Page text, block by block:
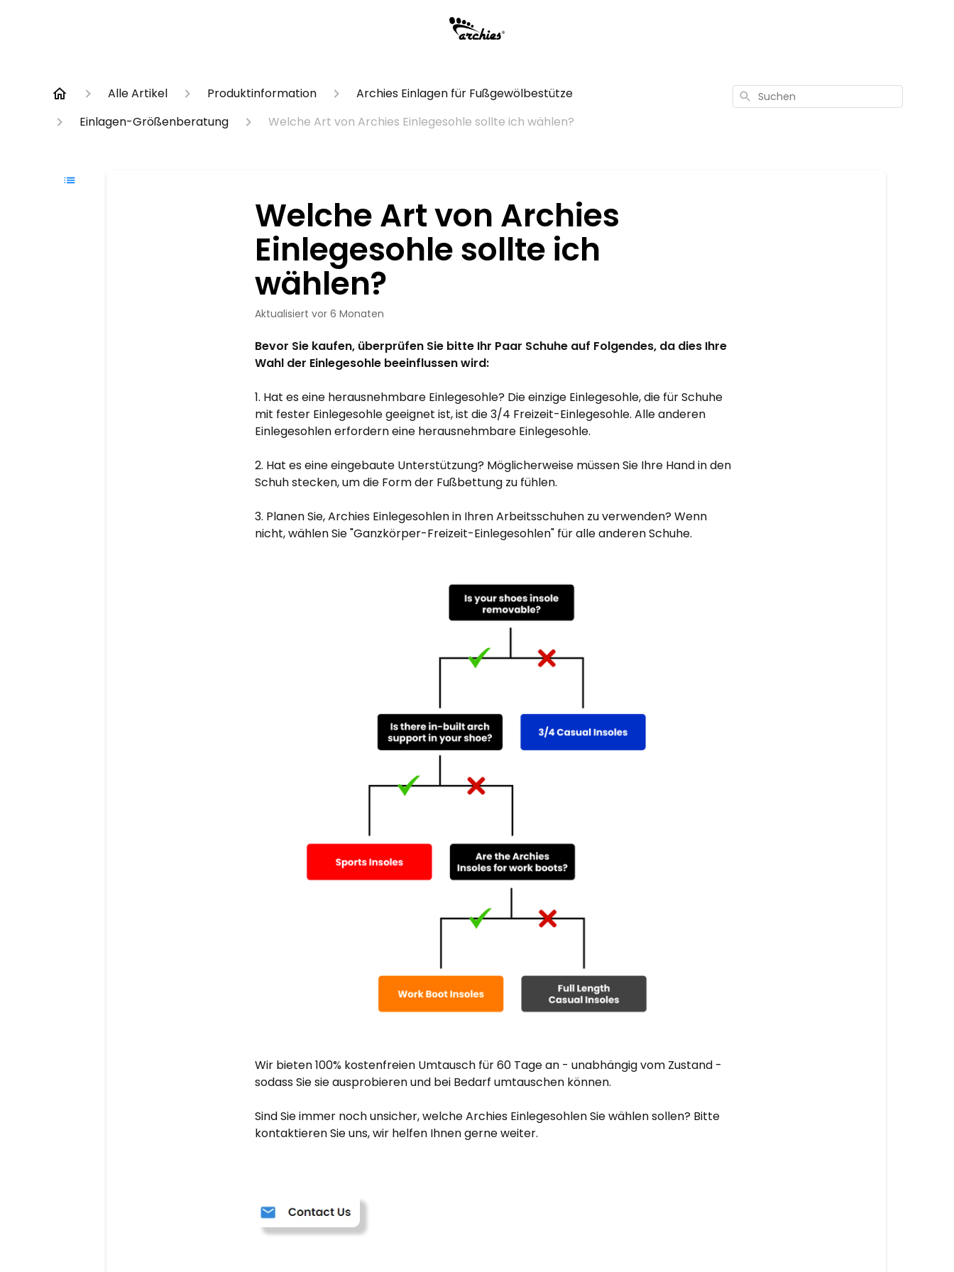
Alle Artikel Produktinformation
Archies Einlagen für Fußgewölbestütze
Einlagen-Größenberatung
Welche Art von Archies Einlegesohle sollte ich wählen?
Suchen
Welche Art von Archies
Einlegesohle sollte ich
wählen?
Aktualisiert vor 6 Monaten
Bevor Sie kaufen, überprüfen Sie bitte Ihr Paar Schuhe auf Folgendes, da dies Ihre
Wahl der Einlegesohle beeinflussen wird:
1. Hat es eine herausnehmbare Einlegesohle? Die einzige Einlegesohle, die für Schuhe
mit fester Einlegesohle geeignet ist, ist die 3/4 Freizeit-Einlegesohle. Alle anderen
Einlegesohlen erfordern eine herausnehmbare Einlegesohle.
2. Hat es eine eingebaute Unterstützung? Möglicherweise müssen Sie Ihre Hand in den
Schuh stecken, um die Form der Fußbettung zu fühlen.
3. Planen Sie, Archies Einlegesohlen in Ihren Arbeitsschuhen zu verwenden? Wenn
nicht, wählen Sie "Ganzkörper-Freizeit-Einlegesohlen" für alle anderen Schuhe.
Wir bieten 100% kostenfreien Umtausch für 60 Tage an - unabhängig vom Zustand -
sodass Sie sie ausprobieren und bei Bedarf umtauschen können.
Sind Sie immer noch unsicher, welche Archies Einlegesohlen Sie wählen sollen? Bitte
kontaktieren Sie uns, wir helfen Ihnen gerne weiter.